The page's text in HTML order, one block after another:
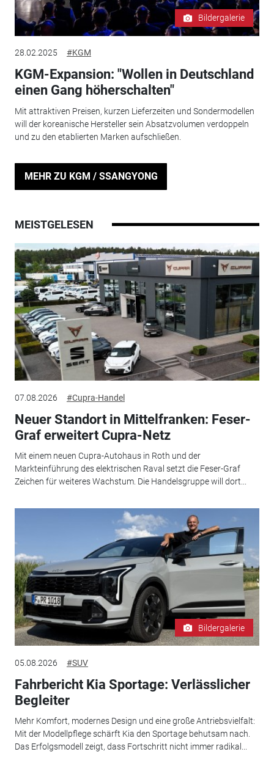
Bildergalerie
28.02.2025 #KGM
KGM-Expansion: "Wollen in Deutschland
einen Gang höherschalten"
Mit attraktiven Preisen, kurzen Lieferzeiten und Sondermodellen
will der koreanische Hersteller sein Absatzvolumen verdoppeln
und zu den etablierten Marken aufschließen.
MEHR ZU KGM / SSANGYONG
MEISTGELESEN
07.08.2026 #Cupra-Handel
Neuer Standort in Mittelfranken: Feser-
Graf erweitert Cupra-Netz
Mit einem neuen Cupra-Autohaus in Roth und der
Markteinführung des elektrischen Raval setzt die Feser-Graf
Zeichen für weiteres Wachstum. Die Handelsgruppe will dort...
Bildergalerie
05.08.2026 #SUV
Fahrbericht Kia Sportage: Verlässlicher
Begleiter
Mehr Komfort, modernes Design und eine große Antriebsvielfalt:
Mit der Modellpflege schärft Kia den Sportage behutsam nach.
Das Erfolgsmodell zeigt, dass Fortschritt nicht immer radikal...